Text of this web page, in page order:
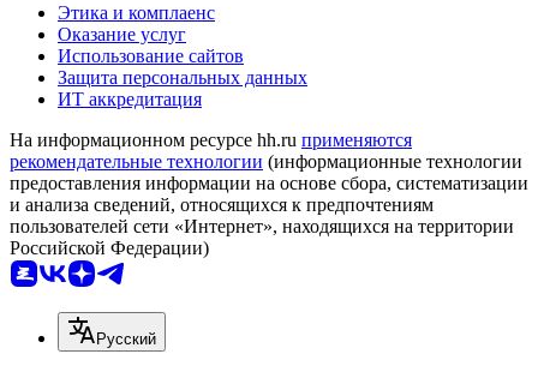
Этика и комплаенс
Оказание услуг
Использование сайтов
Защита персональных данных
ИТ аккредитация
На информационном ресурсе hh.ru применяются
рекомендательные технологии (информационные технологии
предоставления информации на основе сбора, систематизации
и анализа сведений, относящихся к предпочтениям
пользователей сети «Интернет», находящихся на территории
Российской Федерации)
Русский